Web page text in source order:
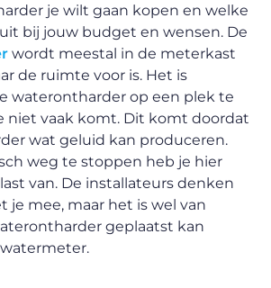
je wilt gaan kopen en welke
bij jouw budget en wensen. De
wordt meestal in de meterkast
de ruimte voor is. Het is
waterontharder op een plek te
niet vaak komt. Dit komt doordat
wat geluid kan produceren.
weg te stoppen heb je hier
van. De installateurs denken
je mee, maar het is wel van
geplaatst kan